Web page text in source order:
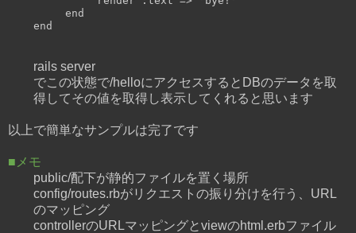
     end
rails server
でこの状態で/helloにアクセスするとDBのデータを取
得してその値を取得し表示してくれると思います
以上で簡単なサンプルは完了です
■メモ
public/配下が静的ファイルを置く場所
config/routes.rbがリクエストの振り分けを行う、URL
のマッピング
controllerのURLマッピングとviewのhtml.erbファイル